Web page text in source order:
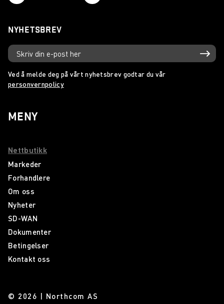
NYHETSBREV
Ved å melde deg på vårt nyhetsbrev godtar du vår
personvernpolicy
MENY
Nettbutikk
Markeder
Forhandlere
Om oss
Nyheter
SD-WAN
Dokumenter
Betingelser
Kontakt oss
© 2026 | Northcom AS